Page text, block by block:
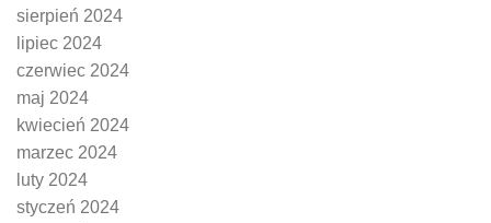
sierpień 2024
lipiec 2024
czerwiec 2024
maj 2024
kwiecień 2024
marzec 2024
luty 2024
styczeń 2024